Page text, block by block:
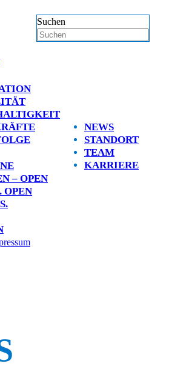
Suchen
– OPEN
OPEN
NEWS
STANDORT
TEAM
KARRIERE